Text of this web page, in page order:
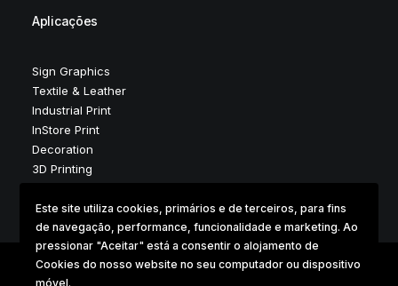
Aplicações
Sign Graphics
Textile & Leather
Industrial Print
InStore Print
Decoration
3D Printing
Este site utiliza cookies, primários e de terceiros, para fins
de navegação, performance, funcionalidade e marketing. Ao
pressionar "Aceitar" está a consentir o alojamento de
Cookies do nosso website no seu computador ou dispositivo
móvel.